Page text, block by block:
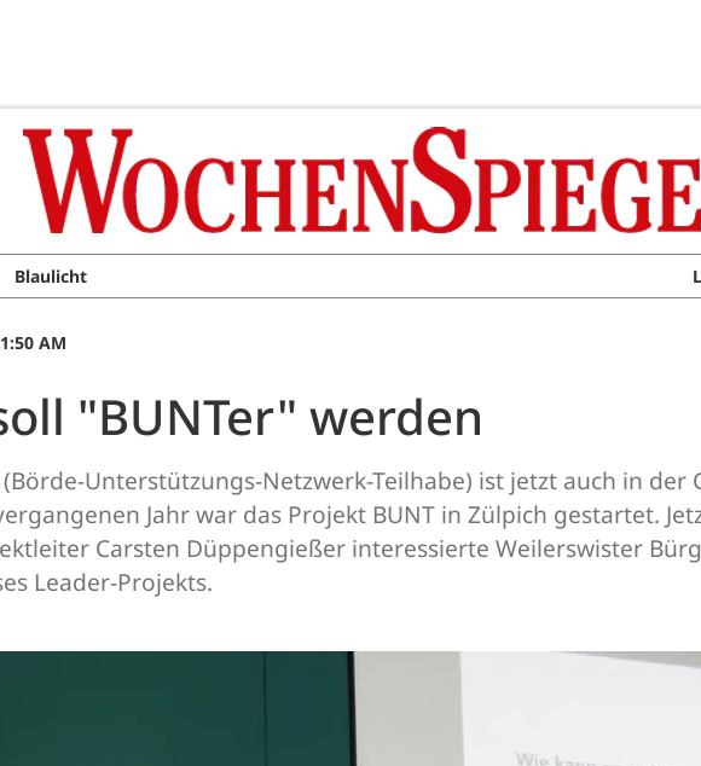
Blaulicht
AM
"BUNTer" werden
(Börde-Unterstützungs-Netzwerk-Teilhabe) ist jetzt auch in
Jahr war das Projekt BUNT in Zülpich gestartet.
Carsten Düppengießer interessierte Weilerswister
Leader-Projekts.